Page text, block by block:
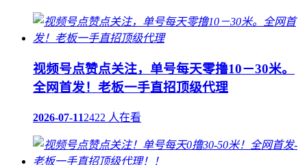
视频号点赞点关注，单号每天零撸10－30米。
全网首发！老板一手直招顶级代理
2026-07-112422 人在看